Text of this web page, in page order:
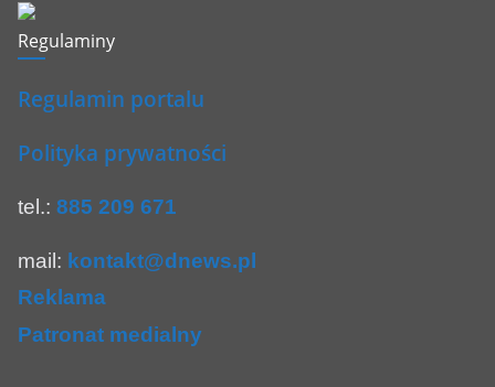
Regulaminy
Regulamin portalu
Polityka prywatności
tel.: 885 209 671
mail: kontakt@dnews.pl
Reklama
Patronat medialny